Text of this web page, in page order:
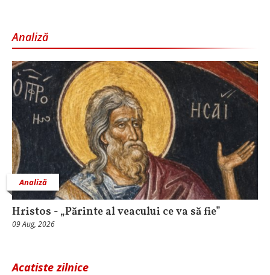
Analiză
Analiză
Hristos - „Părinte al veacului ce va să fie”
09 Aug, 2026
Acatiste zilnice